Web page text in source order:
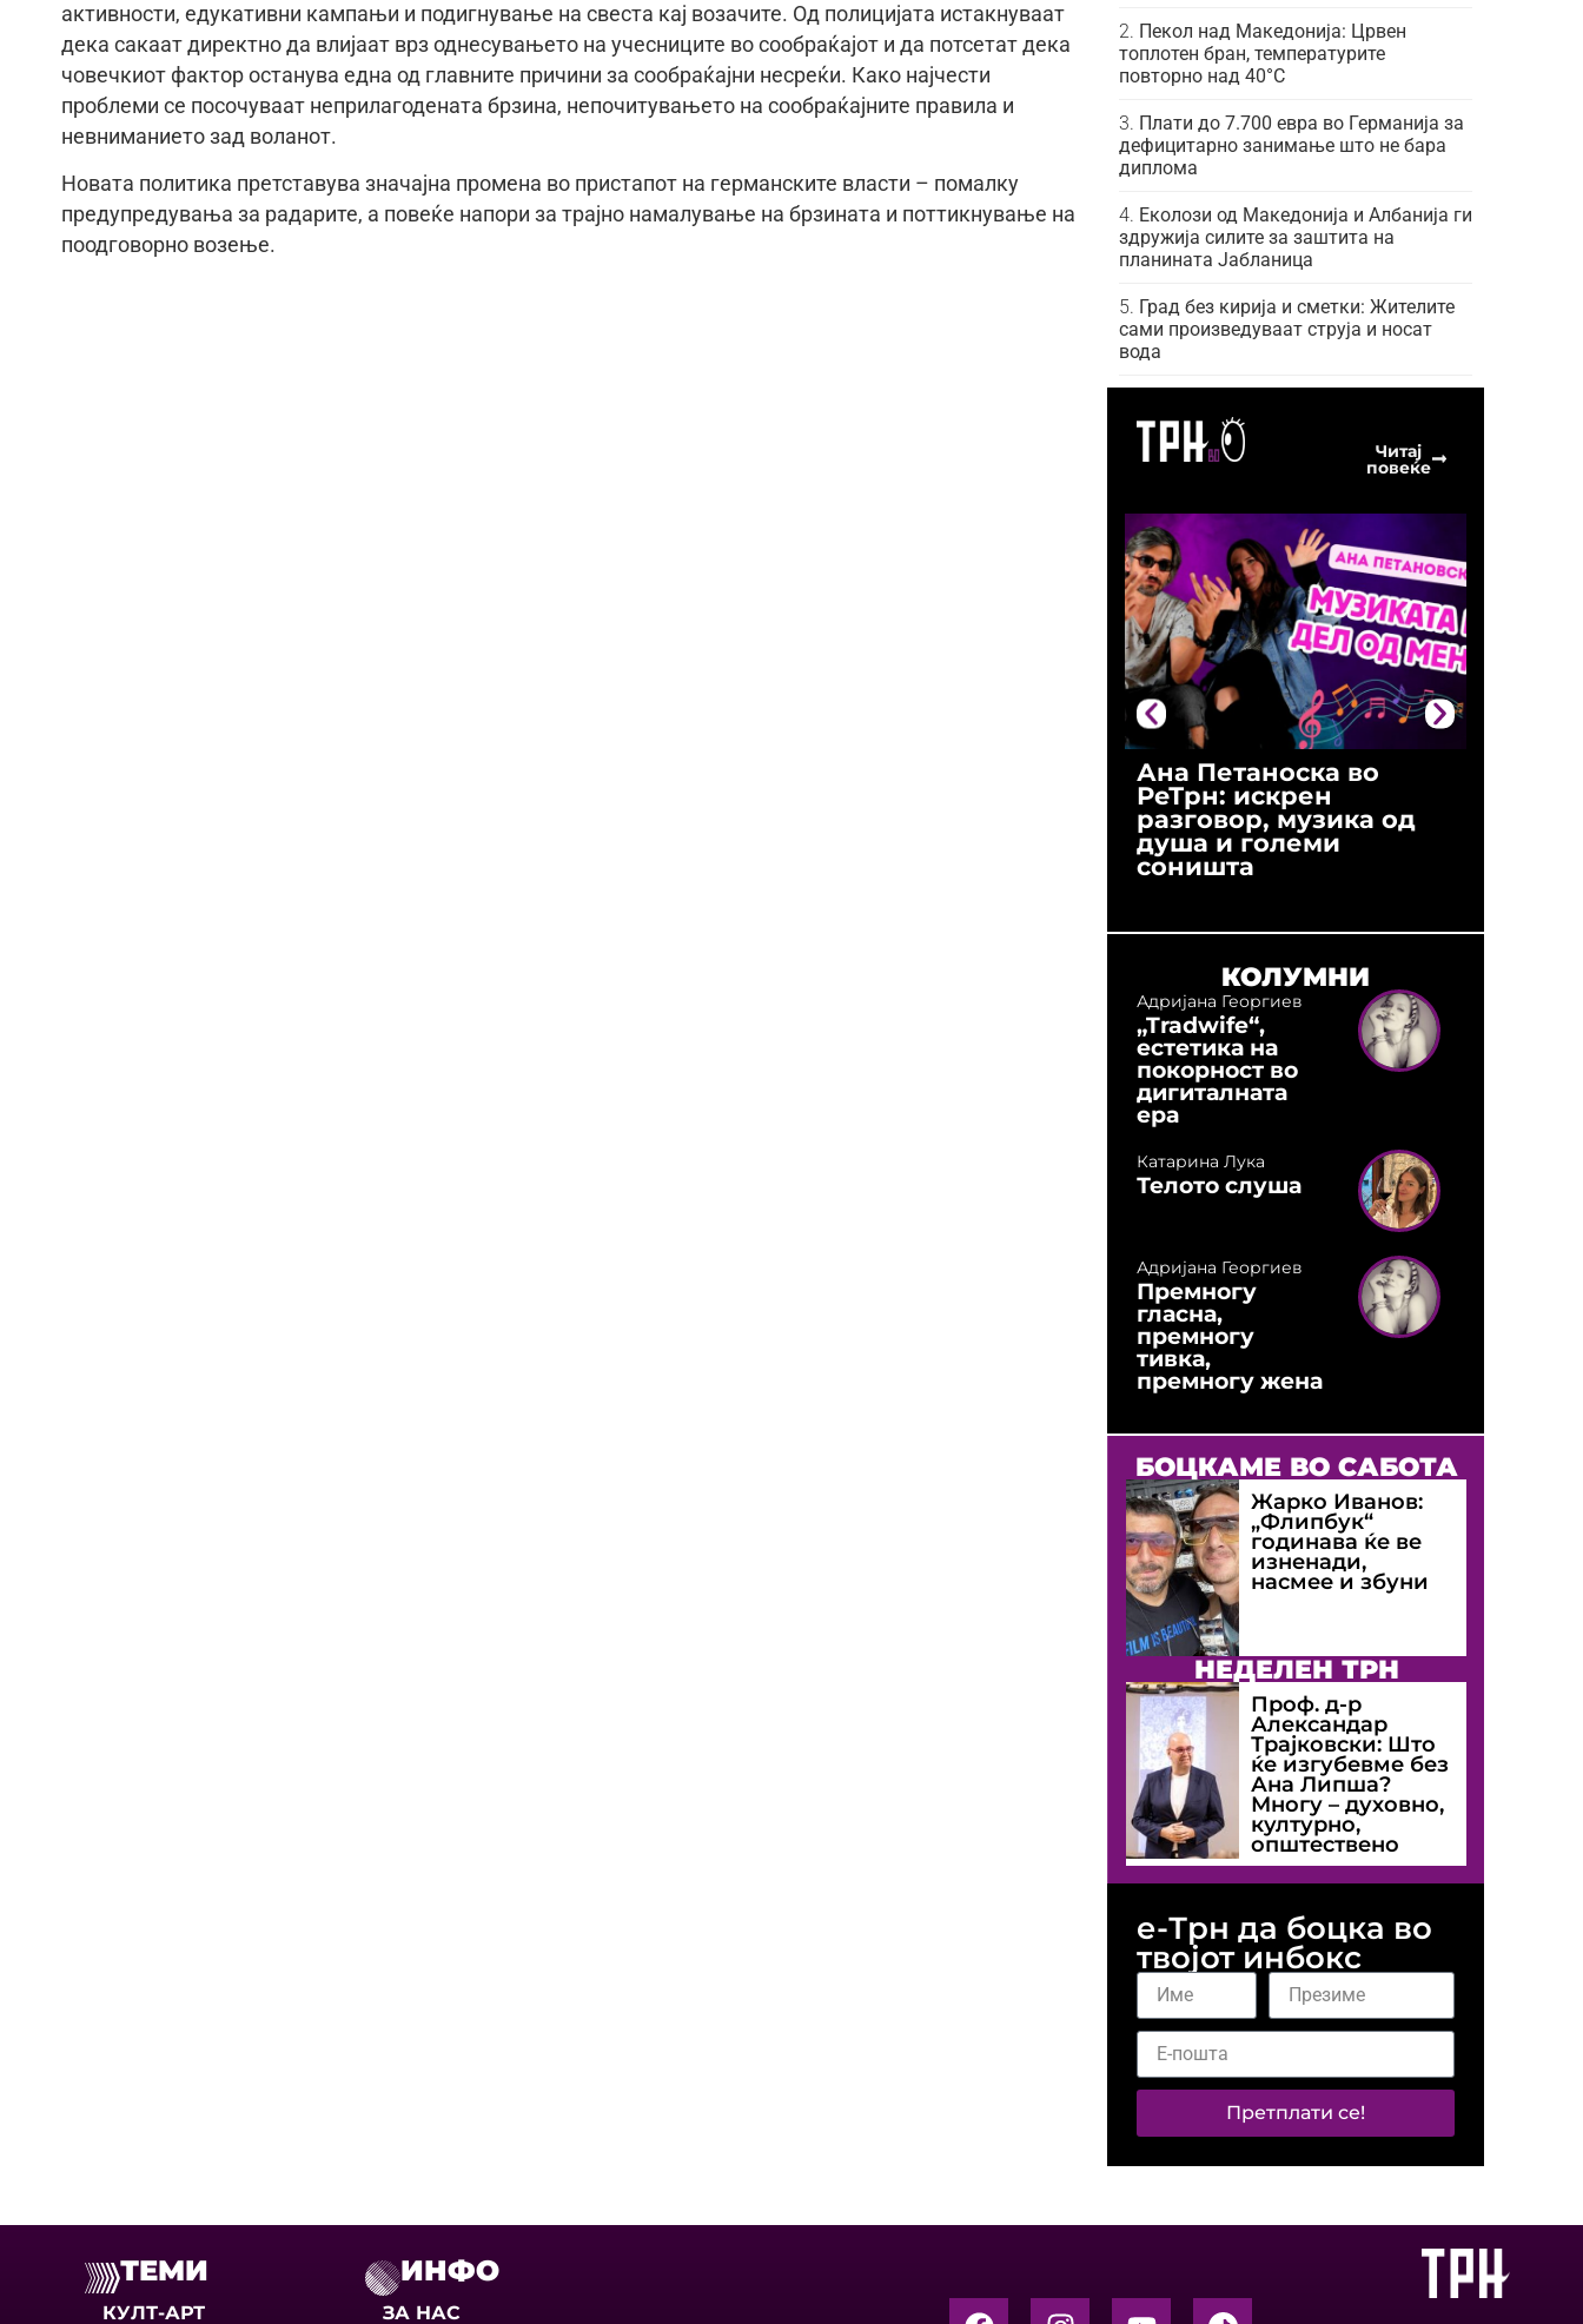
активности, едукативни кампањи и подигнување на свеста кај возачите. Од полицијата истакнуваат
дека сакаат директно да влијаат врз однесувањето на учесниците во сообраќајот и да потсетат дека
човечкиот фактор останува една од главните причини за сообраќајни несреќи. Како најчести
проблеми се посочуваат неприлагодената брзина, непочитувањето на сообраќајните правила и
невниманието зад воланот.
Новата политика претставува значајна промена во пристапот на германските власти – помалку
предупредувања за радарите, а повеќе напори за трајно намалување на брзината и поттикнување на
поодговорно возење.
Пекол над Македонија: Црвен
топлотен бран, температурите
повторно над 40°C
Плати до 7.700 евра во Германија за
дефицитарно занимање што не бара
диплома
Еколози од Македонија и Албанија ги
здружија силите за заштита на
планината Јабланица
Град без кирија и сметки: Жителите
сами произведуваат струја и носат
вода
Читај
повеќе
Ана Петаноска во
РеТрн: искрен
разговор, музика од
душа и големи
соништа
КОЛУМНИ
Адријана Георгиев
„Tradwife“,
естетика на
покорност во
дигиталната
ера
Катарина Лука
Телото слуша
Адријана Георгиев
Премногу
гласна,
премногу
тивка,
премногу жена
БОЦКАМЕ ВО САБОТА
Жарко Иванов:
„Флипбук“
годинава ќе ве
изненади,
насмее и збуни
НЕДЕЛЕН ТРН
Проф. д-р
Александар
Трајковски: Што
ќе изгубевме без
Ана Липша?
Многу – духовно,
културно,
општествено
е-Трн да боцка во
твојот инбокс
Претплати се!
ТЕМИ
КУЛТ-АРТ
ИНФО
ЗА НАС